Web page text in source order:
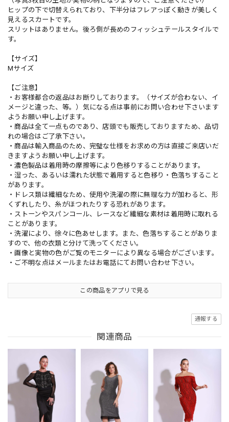
ヒップの下で切替えられており、下半分はフレアっぽく動きが美しく
見えるスカートです。
スリットはありません。後ろ側が長めのフィッシュテールスタイルで
す。
【サイズ】
Mサイズ
【ご注意】
・お客様都合の返品はお断りしております。（サイズが合わない、イ
メージと違った、等。）気になる点は事前にお問い合わせ下さいます
ようお願い申し上げます。
・商品は全て一点ものであり、店頭でも販売しておりますため、品切
れの場合はご了承下さい。
・商品は輸入商品のため、完璧な仕様をお求めの方は直接ご来店いだ
きますようお願い申し上げます。
・濃色製品は着用時の摩擦等により色移りすることがあります。
・湿った、あるいは濡れた状態で着用すると色移り・色落ちすること
があります。
・ドレス類は繊細なため、使用や洗濯の際に無理な力が加わると、形
くずれしたり、糸がほつれたりする恐れがあります。
・ストーンやスパンコール、レースなど繊細な素材は着用時に取れる
ことがあります。
・洗濯により、徐々に色あせします。また、色落ちすることがありま
すので、他の衣類と分けて洗ってください。
・画像と実物の色がご覧のモニターにより異なる場合がございます。
・ご不明な点はメールまたはお電話にてお問い合わせ下さい。
この商品をアプリで見る
通報する
関連商品